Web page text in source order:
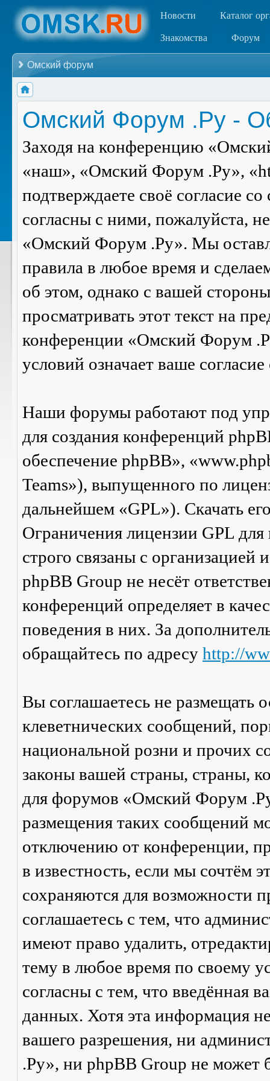
Новости Каталог
Знакомства Форум
Омский форум
Омский Форум .Ру -
Заходя на конференцию
«наш», «Омский Форум .Ру»,
подтверждаете своё согласие
согласны с ними, пожалуйста,
«Омский Форум .Ру». Мы
правила в любое время и
об этом, однако с вашей
просматривать этот текст на
конференции «Омский Форум
условий означает ваше
Наши форумы работают под
для создания конференций
обеспечение phpBB»,
Teams»), выпущенного по
дальнейшем «GPL»). Скачать
Ограничения лицензии GPL
строго связаны с
phpBB Group не несёт
конференций определяет в
поведения в них. За
обращайтесь по адресу http://
Вы соглашаетесь не размещать
клеветнических сообщений,
национальной розни и прочих
законы вашей страны, страны,
для форумов «Омский Форум
размещения таких сообщений
отключению от конференции,
в известность, если мы сочтём
сохраняются для возможности
соглашаетесь с тем, что
имеют право удалить,
тему в любое время по своему
согласны с тем, что введённая
данных. Хотя эта информация
вашего разрешения, ни
.Ру», ни phpBB Group не может